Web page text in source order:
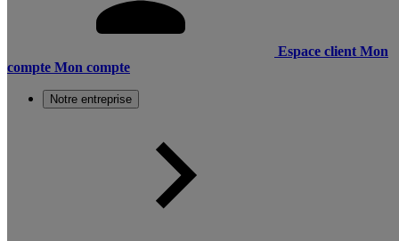
Espace client Mon
compte Mon compte
Notre entreprise